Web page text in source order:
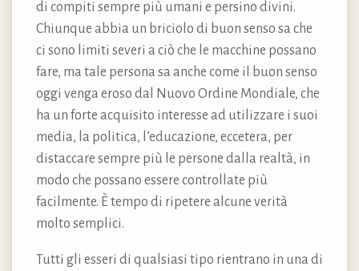
di compiti sempre più umani e persino divini.
Chiunque abbia un briciolo di buon senso sa che
ci sono limiti severi a ciò che le macchine possano
fare, ma tale persona sa anche come il buon senso
oggi venga eroso dal Nuovo Ordine Mondiale, che
ha un forte acquisito interesse ad utilizzare i suoi
media, la politica, l’educazione, eccetera, per
distaccare sempre più le persone dalla realtà, in
modo che possano essere controllate più
facilmente. È tempo di ripetere alcune verità
molto semplici.
Tutti gli esseri di qualsiasi tipo rientrano in una di